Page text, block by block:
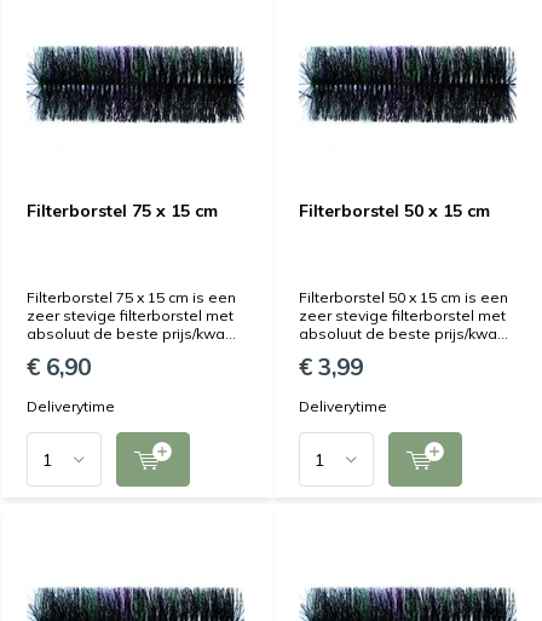
Filterborstel 75 x 15 cm
Filterborstel 75 x 15 cm is een
zeer stevige filterborstel met
absoluut de beste prijs/kwa...
€ 6,90
Deliverytime
Filterborstel 50 x 15 cm
Filterborstel 50 x 15 cm is een
zeer stevige filterborstel met
absoluut de beste prijs/kwa...
€ 3,99
Deliverytime